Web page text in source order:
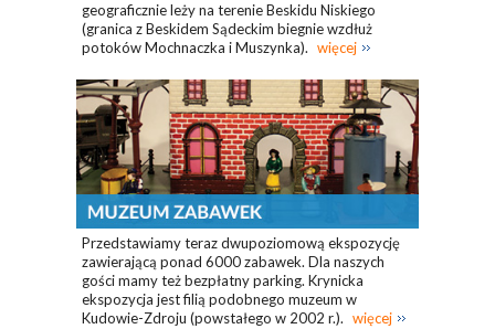
geograficznie leży na terenie Beskidu Niskiego
(granica z Beskidem Sądeckim biegnie wzdłuż
potoków Mochnaczka i Muszynka). więcej
Przedstawiamy teraz dwupoziomową ekspozycję
zawierającą ponad 6000 zabawek. Dla naszych
gości mamy też bezpłatny parking. Krynicka
ekspozycja jest filią podobnego muzeum w
Kudowie-Zdroju (powstałego w 2002 r.). więcej